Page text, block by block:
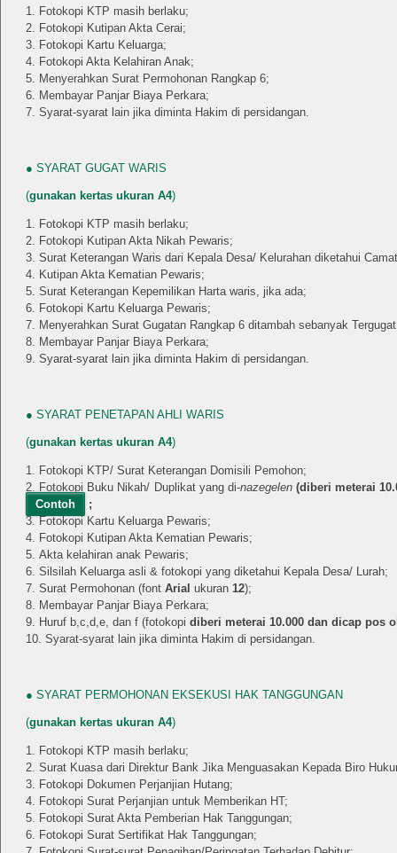
Fotokopi KTP masih berlaku;
Fotokopi Kutipan Akta Cerai;
Fotokopi Kartu Keluarga;
Fotokopi Akta Kelahiran Anak;
Menyerahkan Surat Permohonan Rangkap 6;
Membayar Panjar Biaya Perkara;
Syarat-syarat lain jika diminta Hakim di persidangan.
● SYARAT GUGAT WARIS
(gunakan kertas ukuran A4)
Fotokopi KTP masih berlaku;
Fotokopi Kutipan Akta Nikah Pewaris;
Surat Keterangan Waris dari Kepala Desa/ Kelurahan diketahui
Kutipan Akta Kematian Pewaris;
Surat Keterangan Kepemilikan Harta waris, jika ada;
Fotokopi Kartu Keluarga Pewaris;
Menyerahkan Surat Gugatan Rangkap 6 ditambah sebanyak
Membayar Panjar Biaya Perkara;
Syarat-syarat lain jika diminta Hakim di persidangan.
● SYARAT PENETAPAN AHLI WARIS
(gunakan kertas ukuran A4)
Fotokopi KTP/ Surat Keterangan Domisili Pemohon;
Fotokopi Buku Nikah/ Duplikat yang di-nazegelen (diberi meterai
Contoh
;
Fotokopi Kartu Keluarga Pewaris;
Fotokopi Kutipan Akta Kematian Pewaris;
Akta kelahiran anak Pewaris;
Silsilah Keluarga asli & fotokopi yang diketahui Kepala Desa/ Lurah;
Surat Permohonan (font Arial ukuran 12);
Membayar Panjar Biaya Perkara;
Huruf b,c,d,e, dan f (fotokopi diberi meterai 10.000 dan dicap pos
Syarat-syarat lain jika diminta Hakim di persidangan.
● SYARAT PERMOHONAN EKSEKUSI HAK TANGGUNGAN
(gunakan kertas ukuran A4)
Fotokopi KTP masih berlaku;
Surat Kuasa dari Direktur Bank Jika Menguasakan Kepada Biro
Fotokopi Dokumen Perjanjian Hutang;
Fotokopi Surat Perjanjian untuk Memberikan HT;
Fotokopi Surat Akta Pemberian Hak Tanggungan;
Fotokopi Surat Sertifikat Hak Tanggungan;